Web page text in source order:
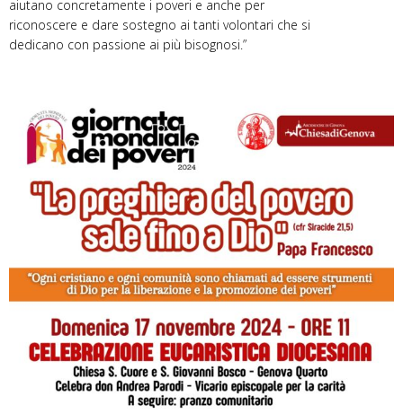
aiutano concretamente i poveri e anche per
riconoscere e dare sostegno ai tanti volontari che si
dedicano con passione ai più bisognosi.”